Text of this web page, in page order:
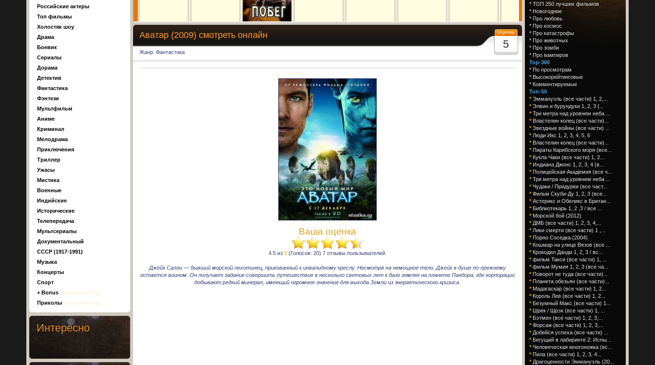
Аватар (2009) смотреть онлайн
Жанр: Фантастика
Оценка
5
Ваша оценка
4.5 из 5(Голосов: 20) 7 отзывы пользывателей.
Джейк Салли — бывший морской пехотинец, прикованный к инвалидному креслу. Несмотря на немощное тело, Джейк в душе по-прежнему
остается воином. Он получает задание совершить путешествие в несколько световых лет к базе землян на планете Пандора, где корпорации
добывают редкий минерал, имеющий огромное значение для выхода Земли из энергетического кризиса.
*ТОП 250 лучших фильмов
* Новогодние
*Про любовь
*Про космос
*Про катастрофы
*Про животных
*Про зомби
*Про вампиров
Top-300
*По просмотрам
* Высокорейтинговые
* Комментируемые
Топ-50
* Эммануэль (все части) 1, 2,...
* Элвин и бурундуки 1, 2, 3 (...
* Три метра над уровнем неба ...
* Властелин колец (все части)...
* Звездные войны (все части) ...
* Люди Икс 1, 2, 3, 4, 5, 6
* Властелин колец (все части)...
* Пираты Карибского моря (все...
* Кукла Чаки (все части) 1, 2...
* Индиана Джонс 1, 2, 3, 4 (в...
* Полицейская Академия (все ч...
* Три метра над уровнем неба ...
* Чудаки / Придурки (все част...
* Фильм Скуби-Ду 1, 2, 3 (все...
* Астерикс и Обеликс в Британ...
* Библиотекарь 1, 2 ,3 / все ...
* Морской бой (2012)
* ДМБ (все части) 1, 2, 3, 4,...
* Лики смерти (все части) 1 ,...
* Порно Соседка (2004)
* Кошмар на улице Вязов (все ...
* Крокодил Данди 1, 2, 3 / вс...
* фильм Такси (все части) 1, ...
* фильм Мумия 1, 2, 3 (все ча...
* Поворот не туда (все части)...
* Планета обезьян (все части)...
* Мадагаскар (все части) 1, 2...
* Король Лев (все части) 1, 2...
* Безумный Макс (все части) 1...
* Шрек / Шрэк (все части) 1, ...
* Бэтмен (все части) 1, 2, 3,...
* Форсаж (все части) 1, 2, 3,...
* Добейся успеха (все части) ...
* Бегущий в лабиринте 2: Испы...
* Человеческая многоножка (вс...
* Пила (все части) 1, 2, 3, 4...
* Драгоценности Эммануэль (20...
Российские актеры
Топ фильмы
Холостяк шоу
Драма
Боевик
Сериалы
Дорама
Детектив
Фантастика
Фэнтези
Мультфильм
Аниме
Криминал
Мелодрама
Приключения
Триллер
Ужасы
Мистика
Военные
Индийские
Исторические
Телепередача
Мультсериалы
Документальный
СССР (1917-1991)
Музыка
Концерты
Спорт
+ Bonus, Киноляпы и тд
Приколы, Неудачи и тд
Интересно